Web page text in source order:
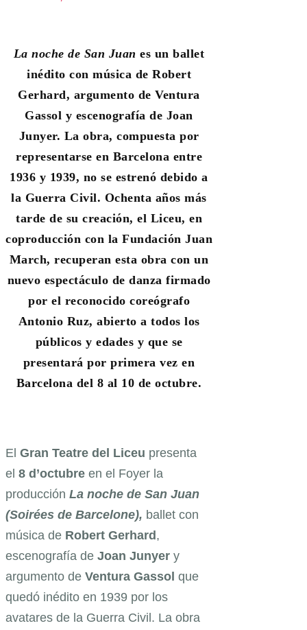
La noche de San Juan es un ballet
inédito con música de Robert
Gerhard, argumento de Ventura
Gassol y escenografía de Joan
Junyer. La obra, compuesta por
representarse en Barcelona entre
1936 y 1939, no se estrenó debido a
la Guerra Civil. Ochenta años más
tarde de su creación, el Liceu, en
coproducción con la Fundación Juan
March, recuperan esta obra con un
nuevo espectáculo de danza firmado
por el reconocido coreógrafo
Antonio Ruz, abierto a todos los
públicos y edades y que se
presentará por primera vez en
Barcelona del 8 al 10 de octubre.
El Gran Teatre del Liceu presenta
el 8 d’octubre en el Foyer la
producción La noche de San Juan
(Soirées de Barcelone), ballet con
música de Robert Gerhard,
escenografía de Joan Junyer y
argumento de Ventura Gassol que
quedó inédito en 1939 por los
avatares de la Guerra Civil. La obra